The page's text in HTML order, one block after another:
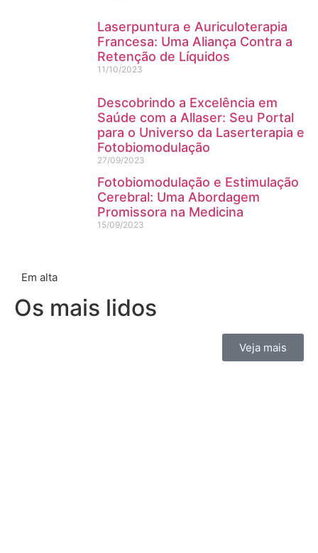
Laserpuntura e Auriculoterapia
Francesa: Uma Aliança Contra a
Retenção de Líquidos
11/10/2023
Descobrindo a Excelência em
Saúde com a Allaser: Seu Portal
para o Universo da Laserterapia e
Fotobiomodulação
27/09/2023
Fotobiomodulação e Estimulação
Cerebral: Uma Abordagem
Promissora na Medicina
15/09/2023
Em alta
Os mais lidos
Veja mais